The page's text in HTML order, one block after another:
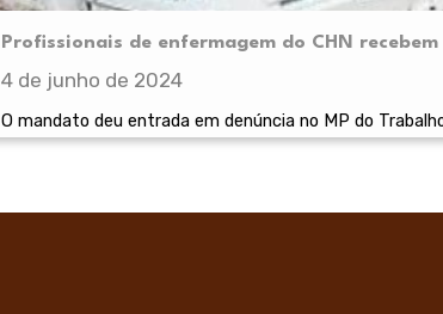
Profissionais de enfermagem do CHN
4 de junho de 2024
O mandato deu entrada em denúncia no MP do